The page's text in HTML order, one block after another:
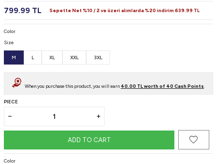
799.99 TL Sepette Net %10 / 2 ve üzeri alımlarda %20 indirim 639.99 TL
Color
Size
M L XL XXL 3XL
When you purchase this product, you will earn 40.00 TL worth of 40 Cash Points
PIECE
ADD TO CART
Color